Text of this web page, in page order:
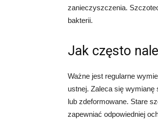
zanieczyszczenia.
bakterii.
Jak często
Ważne jest regularne
ustnej. Zaleca się wymianę
lub zdeformowane. Stare
zapewniać odpowiedniej